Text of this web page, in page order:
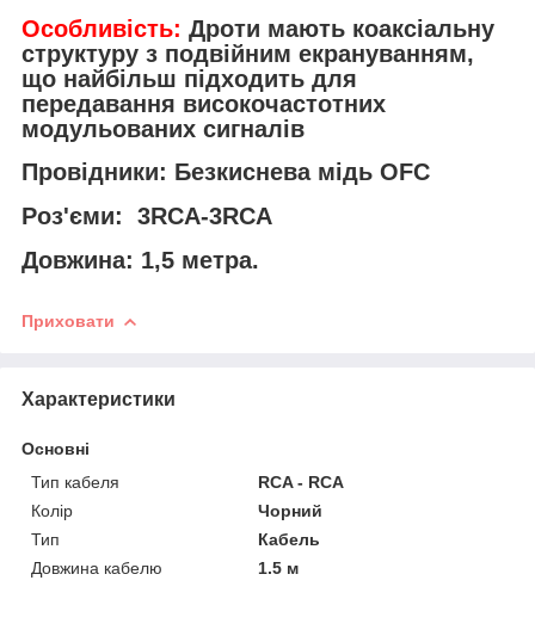
Особливість: Дроти мають коаксіальну
структуру з подвійним екрануванням,
що найбільш підходить для
передавання високочастотних
модульованих сигналів
Провідники: Безкиснева мідь OFC
Роз'єми:
3RCA-3RCA
Довжина: 1,5 метра.
Приховати
Характеристики
Основні
Тип кабеля
RCA - RCA
Колір
Чорний
Тип
Кабель
Довжина кабелю
1.5 м